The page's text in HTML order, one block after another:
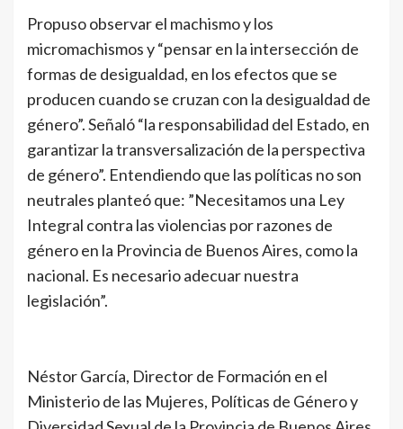
Propuso observar el machismo y los
micromachismos y “pensar en la intersección de
formas de desigualdad, en los efectos que se
producen cuando se cruzan con la desigualdad de
género”. Señaló “la responsabilidad del Estado, en
garantizar la transversalización de la perspectiva
de género”. Entendiendo que las políticas no son
neutrales planteó que: ”Necesitamos una Ley
Integral contra las violencias por razones de
género en la Provincia de Buenos Aires, como la
nacional. Es necesario adecuar nuestra
legislación”.
Néstor García, Director de Formación en el
Ministerio de las Mujeres, Políticas de Género y